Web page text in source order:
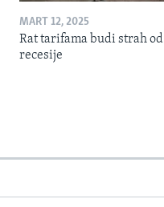
MART 12, 2025
Rat tarifama budi strah od
recesije